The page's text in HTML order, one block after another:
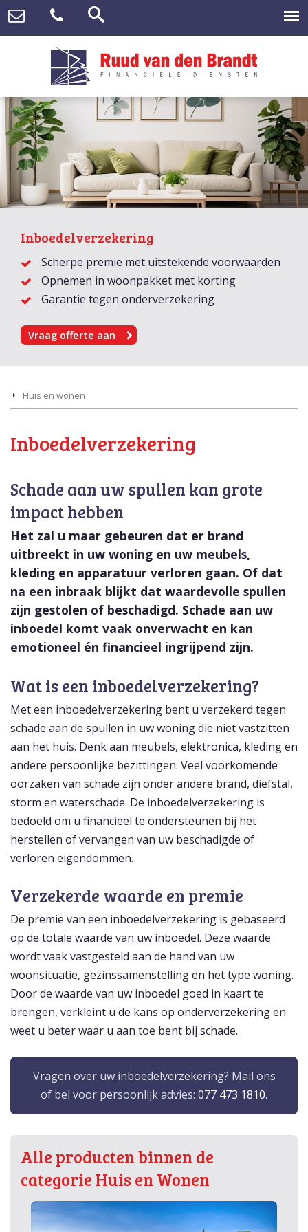
Inboedelverzekering
Scherpe premie met uitstekende voorwaarden
Opnemen in woonpakket met korting
Garantie tegen onderverzekering
Vraag offerte aan
Huis en wonen
Inboedelverzekering
Schade aan uw spullen kan grote
impact hebben
Het zal u maar gebeuren dat er brand
uitbreekt in uw woning en uw meubels,
kleding en apparatuur verloren gaan. Of dat
na een inbraak blijkt dat waardevolle spullen
zijn gestolen of beschadigd. Schade aan uw
inboedel komt vaak onverwacht en kan
emotioneel én financieel ingrijpend zijn.
Wat is een inboedelverzekering?
Met een inboedelverzekering bent u verzekerd tegen
schade aan de spullen in uw woning die niet vastzitten
aan het huis. Denk aan meubels, elektronica, kleding en
andere persoonlijke bezittingen. Veel voorkomende
oorzaken van schade zijn onder andere brand, diefstal,
storm en waterschade. De inboedelverzekering is
bedoeld om u financieel te ondersteunen bij het
herstellen of vervangen van uw beschadigde of
verloren eigendommen.
Verzekerde waarde en premie
De premie van een inboedelverzekering is gebaseerd
op de totale waarde van uw inboedel. Deze waarde
wordt vaak vastgesteld aan de hand van uw
woonsituatie, gezinssamenstelling en het type woning.
Door de waarde van uw inboedel goed in kaart te
brengen, verkleint u de kans op onderverzekering en
weet u beter waar u aan toe bent bij schade.
Vragen over uw inboedelverzekering? Mail ons
of bel voor persoonlijk advies: 077 473 1810.
Alle producten binnen de
categorie Huis en Wonen